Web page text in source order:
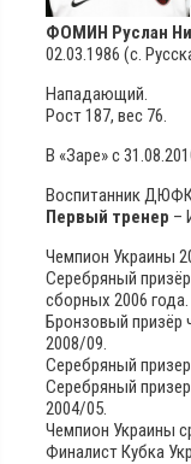
ФОМИН Руслан
02.03.1986 (с.
Нападающий.
Рост 187, вес 76.
В «Заре» с
Воспитанник ДЮФК
Первый тренер –
Чемпион Украины
Серебряный
сборных 2006 года.
Бронзовый призёр
2008/09.
Серебряный
Серебряный
2004/05.
Чемпион Украины
Финалист Кубка